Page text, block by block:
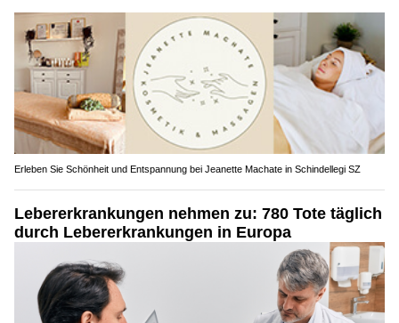
Erleben Sie Schönheit und Entspannung bei Jeanette Machate in Schindellegi SZ
Lebererkrankungen nehmen zu: 780 Tote täglich
durch Lebererkrankungen in Europa